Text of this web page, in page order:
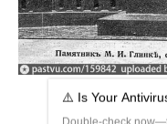
Смерть Баха